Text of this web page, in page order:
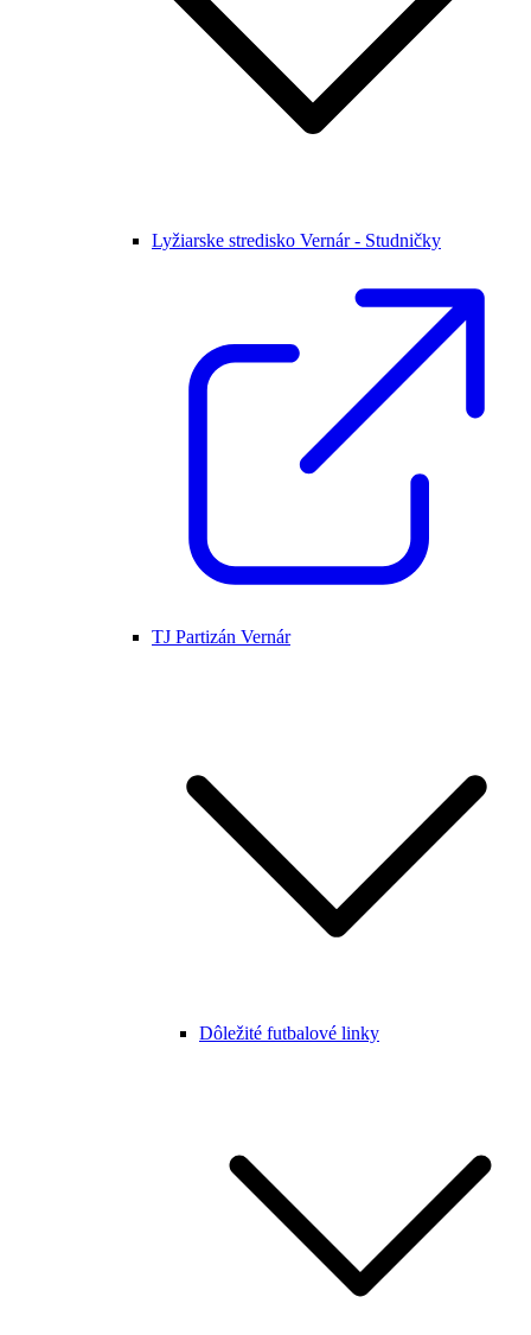
Lyžiarske stredisko Vernár - Studničky
TJ Partizán Vernár
Dôležité futbalové linky